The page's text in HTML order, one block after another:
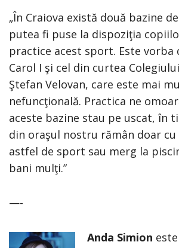
„În Craiova există două bazine
putea fi puse la dispoziţia
practice acest sport. Este vorba
Carol I şi cel din curtea
Ştefan Velovan, care este mai
nefuncţională. Practica ne
aceste bazine stau pe uscat, în
din oraşul nostru rămân doar cu
astfel de sport sau merg la
bani mulţi.”
—-
Anda Simion